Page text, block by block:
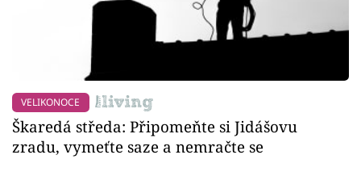
VELIKONOCE
Škaredá středa: Připomeňte si Jidášovu
zradu, vymeťte saze a nemračte se